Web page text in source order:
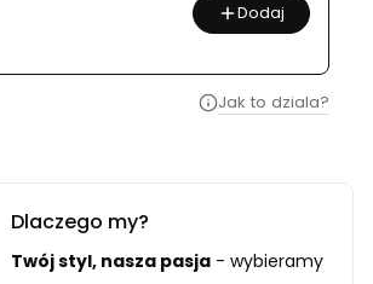
Dodaj
Jak to dziala?
Dlaczego my?
Twój styl, nasza pasja - wybieramy tylko